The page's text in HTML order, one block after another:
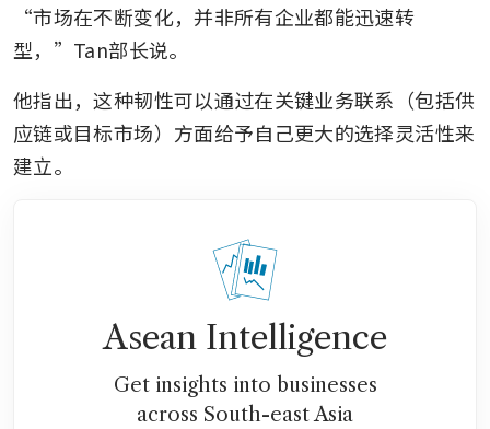
“市场在不断变化，并非所有企业都能迅速转
型，”Tan部长说。
他指出，这种韧性可以通过在关键业务联系（包括供
应链或目标市场）方面给予自己更大的选择灵活性来
建立。
Asean Intelligence
Get insights into businesses
across South-east Asia